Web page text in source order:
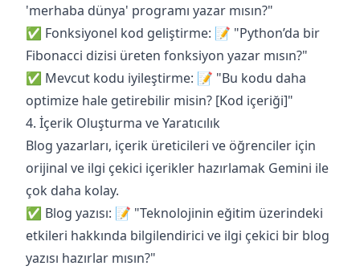
'merhaba dünya' programı yazar mısın?"
✅ Fonksiyonel kod geliştirme: 📝 "Python’da bir
Fibonacci dizisi üreten fonksiyon yazar mısın?"
✅ Mevcut kodu iyileştirme: 📝 "Bu kodu daha
optimize hale getirebilir misin? [Kod içeriği]"
4. İçerik Oluşturma ve Yaratıcılık
Blog yazarları, içerik üreticileri ve öğrenciler için
orijinal ve ilgi çekici içerikler hazırlamak Gemini ile
çok daha kolay.
✅ Blog yazısı: 📝 "Teknolojinin eğitim üzerindeki
etkileri hakkında bilgilendirici ve ilgi çekici bir blog
yazısı hazırlar mısın?"